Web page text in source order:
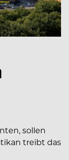
sollen
treibt das